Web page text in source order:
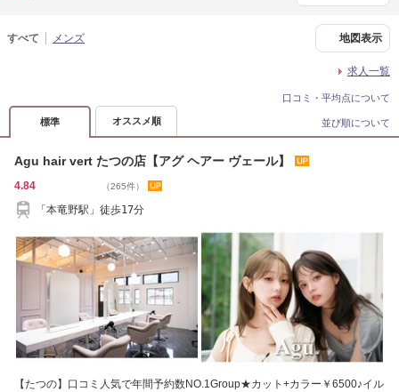
すべて メンズ 地図表示
求人一覧
口コミ・平均点について
標準 オススメ順 並び順について
Agu hair vert たつの店【アグ ヘアー ヴェール】
4.84 （265件）
「本竜野駅」徒歩17分
【たつの】口コミ人気で年間予約数NO.1Group★カット+カラー￥6500♪イル